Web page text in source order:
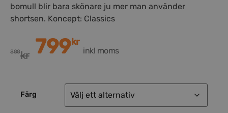
bomull blir bara skönare ju mer man använder
shortsen. Koncept: Classics
888kr 799kr
inkl moms
Färg